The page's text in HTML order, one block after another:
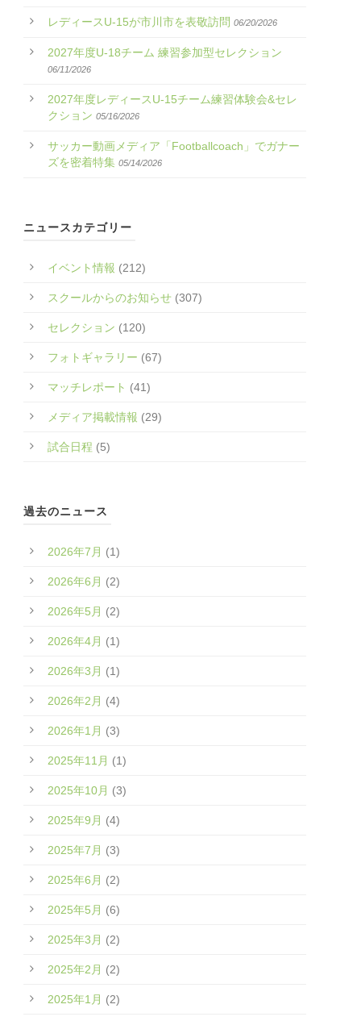
レディースU-15が市川市を表敬訪問 06/20/2026
2027年度U-18チーム 練習参加型セレクション
06/11/2026
2027年度レディースU-15チーム練習体験会&セレ
クション 05/16/2026
サッカー動画メディア「Footballcoach」でガナー
ズを密着特集 05/14/2026
ニュースカテゴリー
イベント情報 (212)
スクールからのお知らせ (307)
セレクション (120)
フォトギャラリー (67)
マッチレポート (41)
メディア掲載情報 (29)
試合日程 (5)
過去のニュース
2026年7月 (1)
2026年6月 (2)
2026年5月 (2)
2026年4月 (1)
2026年3月 (1)
2026年2月 (4)
2026年1月 (3)
2025年11月 (1)
2025年10月 (3)
2025年9月 (4)
2025年7月 (3)
2025年6月 (2)
2025年5月 (6)
2025年3月 (2)
2025年2月 (2)
2025年1月 (2)